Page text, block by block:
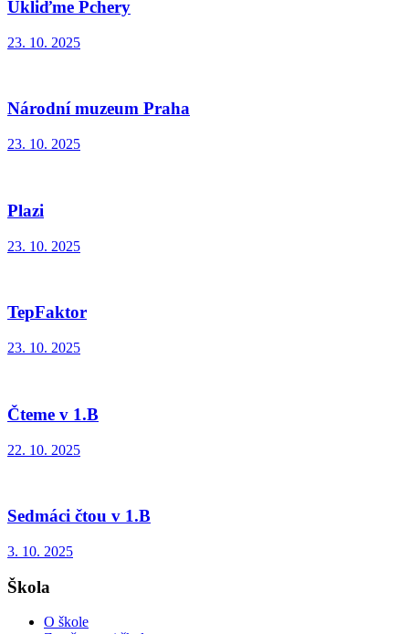
Ukliďme Pchery
23. 10. 2025
Národní muzeum Praha
23. 10. 2025
Plazi
23. 10. 2025
TepFaktor
23. 10. 2025
Čteme v 1.B
22. 10. 2025
Sedmáci čtou v 1.B
3. 10. 2025
Škola
O škole